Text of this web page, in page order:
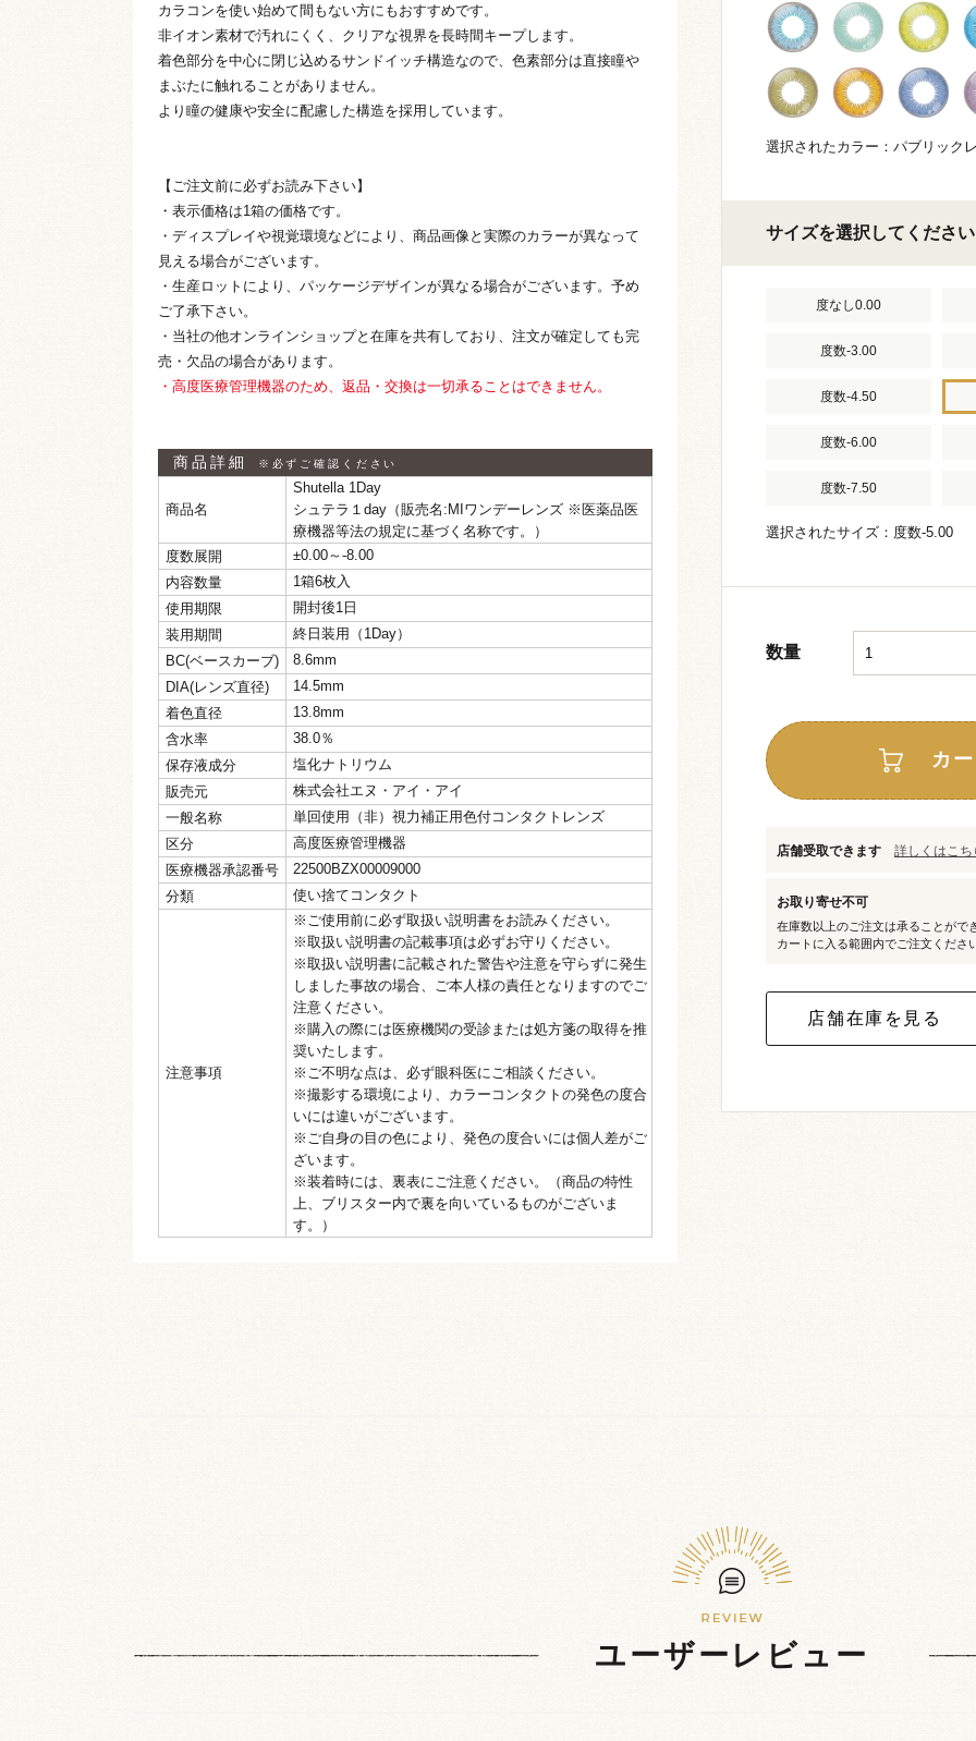
カラコンを使い始めて間もない方にもおすすめです。
非イオン素材で汚れにくく、クリアな視界を長時間キープします。
着色部分を中心に閉じ込めるサンドイッチ構造なので、色素部分は直接瞳や
まぶたに触れることがありません。
より瞳の健康や安全に配慮した構造を採用しています。
【ご注文前に必ずお読み下さい】
・表示価格は1箱の価格です。
・ディスプレイや視覚環境などにより、商品画像と実際のカラーが異なって
見える場合がございます。
・生産ロットにより、パッケージデザインが異なる場合がございます。予め
ご了承下さい。
・当社の他オンラインショップと在庫を共有しており、注文が確定しても完
売・欠品の場合があります。
・高度医療管理機器のため、返品・交換は一切承ることはできません。
商品詳細 ※必ずご確認ください
商品名
Shutella 1Day
シュテラ１day（販売名:MIワンデーレンズ ※医薬品医
療機器等法の規定に基づく名称です。）
度数展開
±0.00～‐8.00
内容数量
1箱6枚入
使用期限
開封後1日
装用期間
終日装用（1Day）
BC(ベースカーブ)
8.6mm
DIA(レンズ直径)
14.5mm
着色直径
13.8mm
含水率
38.0％
保存液成分
塩化ナトリウム
販売元
株式会社エヌ・アイ・アイ
一般名称
単回使用（非）視力補正用色付コンタクトレンズ
区分
高度医療管理機器
医療機器承認番号
22500BZX00009000
分類
使い捨てコンタクト
注意事項
※ご使用前に必ず取扱い説明書をお読みください。
※取扱い説明書の記載事項は必ずお守りください。
※取扱い説明書に記載された警告や注意を守らずに発生
しました事故の場合、ご本人様の責任となりますのでご
注意ください。
※購入の際には医療機関の受診または処方箋の取得を推
奨いたします。
※ご不明な点は、必ず眼科医にご相談ください。
※撮影する環境により、カラーコンタクトの発色の度合
いには違いがございます。
※ご自身の目の色により、発色の度合いには個人差がご
ざいます。
※装着時には、裏表にご注意ください。（商品の特性
上、ブリスター内で裏を向いているものがございま
す。）
選択されたカラー：パブリック
サイズを選択してください
度なし0.00
度数-3.00
度数-4.50
度数-6.00
度数-7.50
選択されたサイズ：度数-5.00
数量
カ
店舗受取できます 詳しくはこち
お取り寄せ不可
在庫数以上のご注文は承ることがで
カートに入る範囲内でご注文くださ
ユーザーレビュー